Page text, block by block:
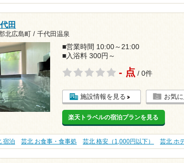
田
北広島町 / 千代田温泉
■営業時間 10:00～21:00
■入浴料 300円～
- 点 / 0件
施設情報を見る お気
楽天トラベルの宿泊プランを見る
宿泊 芸北 お食事・食事処 芸北 格安（1,000円以下） 芸北 ホ